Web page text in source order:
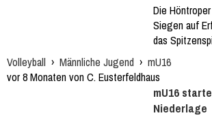
Die
Siegen auf
das
Volleyball › Männliche Jugend › mU16
vor 8 Monaten von C. Eusterfeldhaus
mU16
Niederlage